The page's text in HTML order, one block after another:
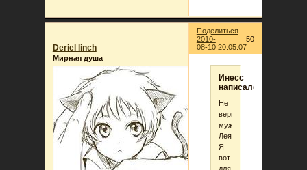
Поделиться
50
2010-
08-10 20:05:07
Deriel linch
Мирная душа
Инеcc
написал(а):
Не
верь
мужчинам,
Лея.
Я
вот